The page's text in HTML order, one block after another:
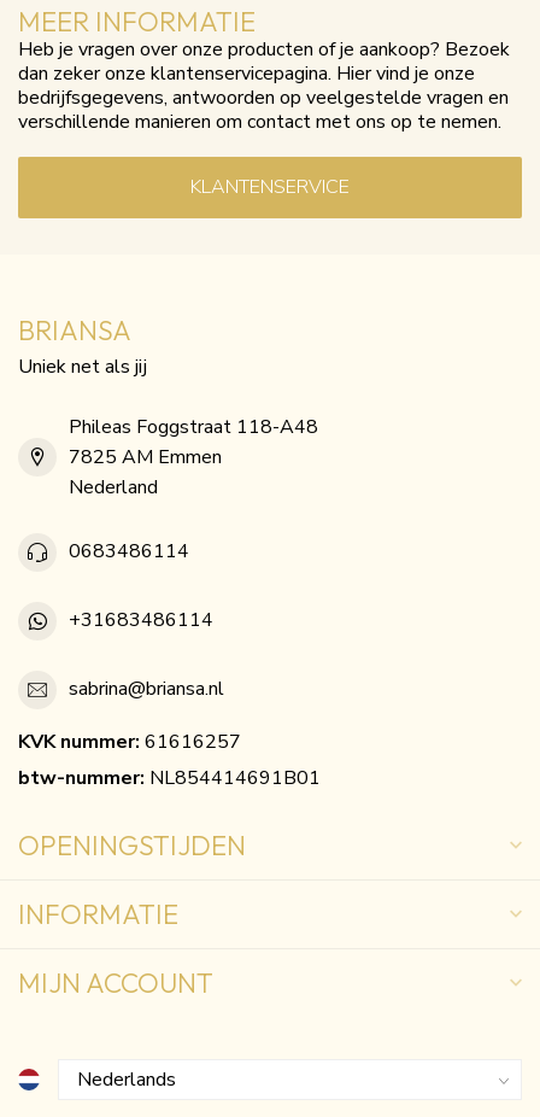
MEER INFORMATIE
Heb je vragen over onze producten of je aankoop? Bezoek
dan zeker onze klantenservicepagina. Hier vind je onze
bedrijfsgegevens, antwoorden op veelgestelde vragen en
verschillende manieren om contact met ons op te nemen.
KLANTENSERVICE
BRIANSA
Uniek net als jij
Phileas Foggstraat 118-A48
7825 AM Emmen
Nederland
0683486114
+31683486114
sabrina@briansa.nl
KVK nummer: 61616257
btw-nummer: NL854414691B01
OPENINGSTIJDEN
INFORMATIE
MIJN ACCOUNT